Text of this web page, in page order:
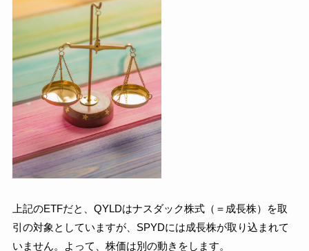
上記のETFだと、QYLDはナスダック株式（＝成長株）を取
引の対象としていますが、SPYDには成長株が取り込まれて
いません。よって、株価は別の動きをします。